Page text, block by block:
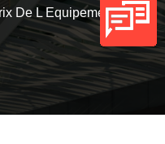
De L Equipement